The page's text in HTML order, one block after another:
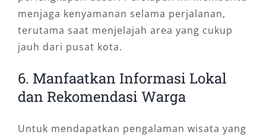
menjaga kenyamanan selama perjalanan,
terutama saat menjelajah area yang cukup
jauh dari pusat kota.
6. Manfaatkan Informasi Lokal
dan Rekomendasi Warga
Untuk mendapatkan pengalaman wisata yang